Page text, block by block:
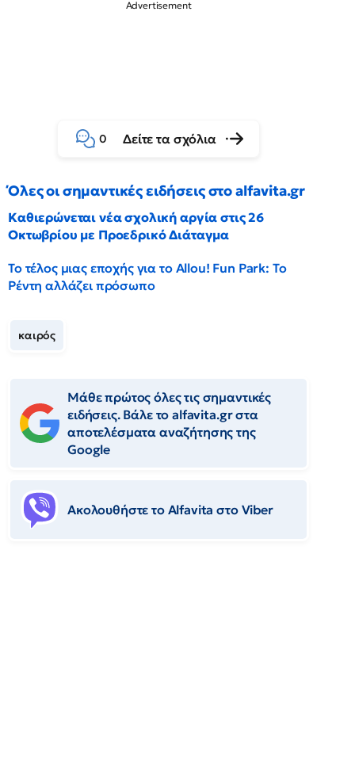
0 Δείτε τα σχόλια
Όλες οι σημαντικές ειδήσεις στο alfavita.gr
Καθιερώνεται νέα σχολική αργία στις 26
Οκτωβρίου με Προεδρικό Διάταγμα
Το τέλος μιας εποχής για το Allou! Fun Park: Το
Ρέντη αλλάζει πρόσωπο
καιρός
Μάθε πρώτος όλες τις σημαντικές
ειδήσεις. Βάλε το alfavita.gr στα
αποτελέσματα αναζήτησης της
Google
Ακολουθήστε το Αlfavita στο Viber